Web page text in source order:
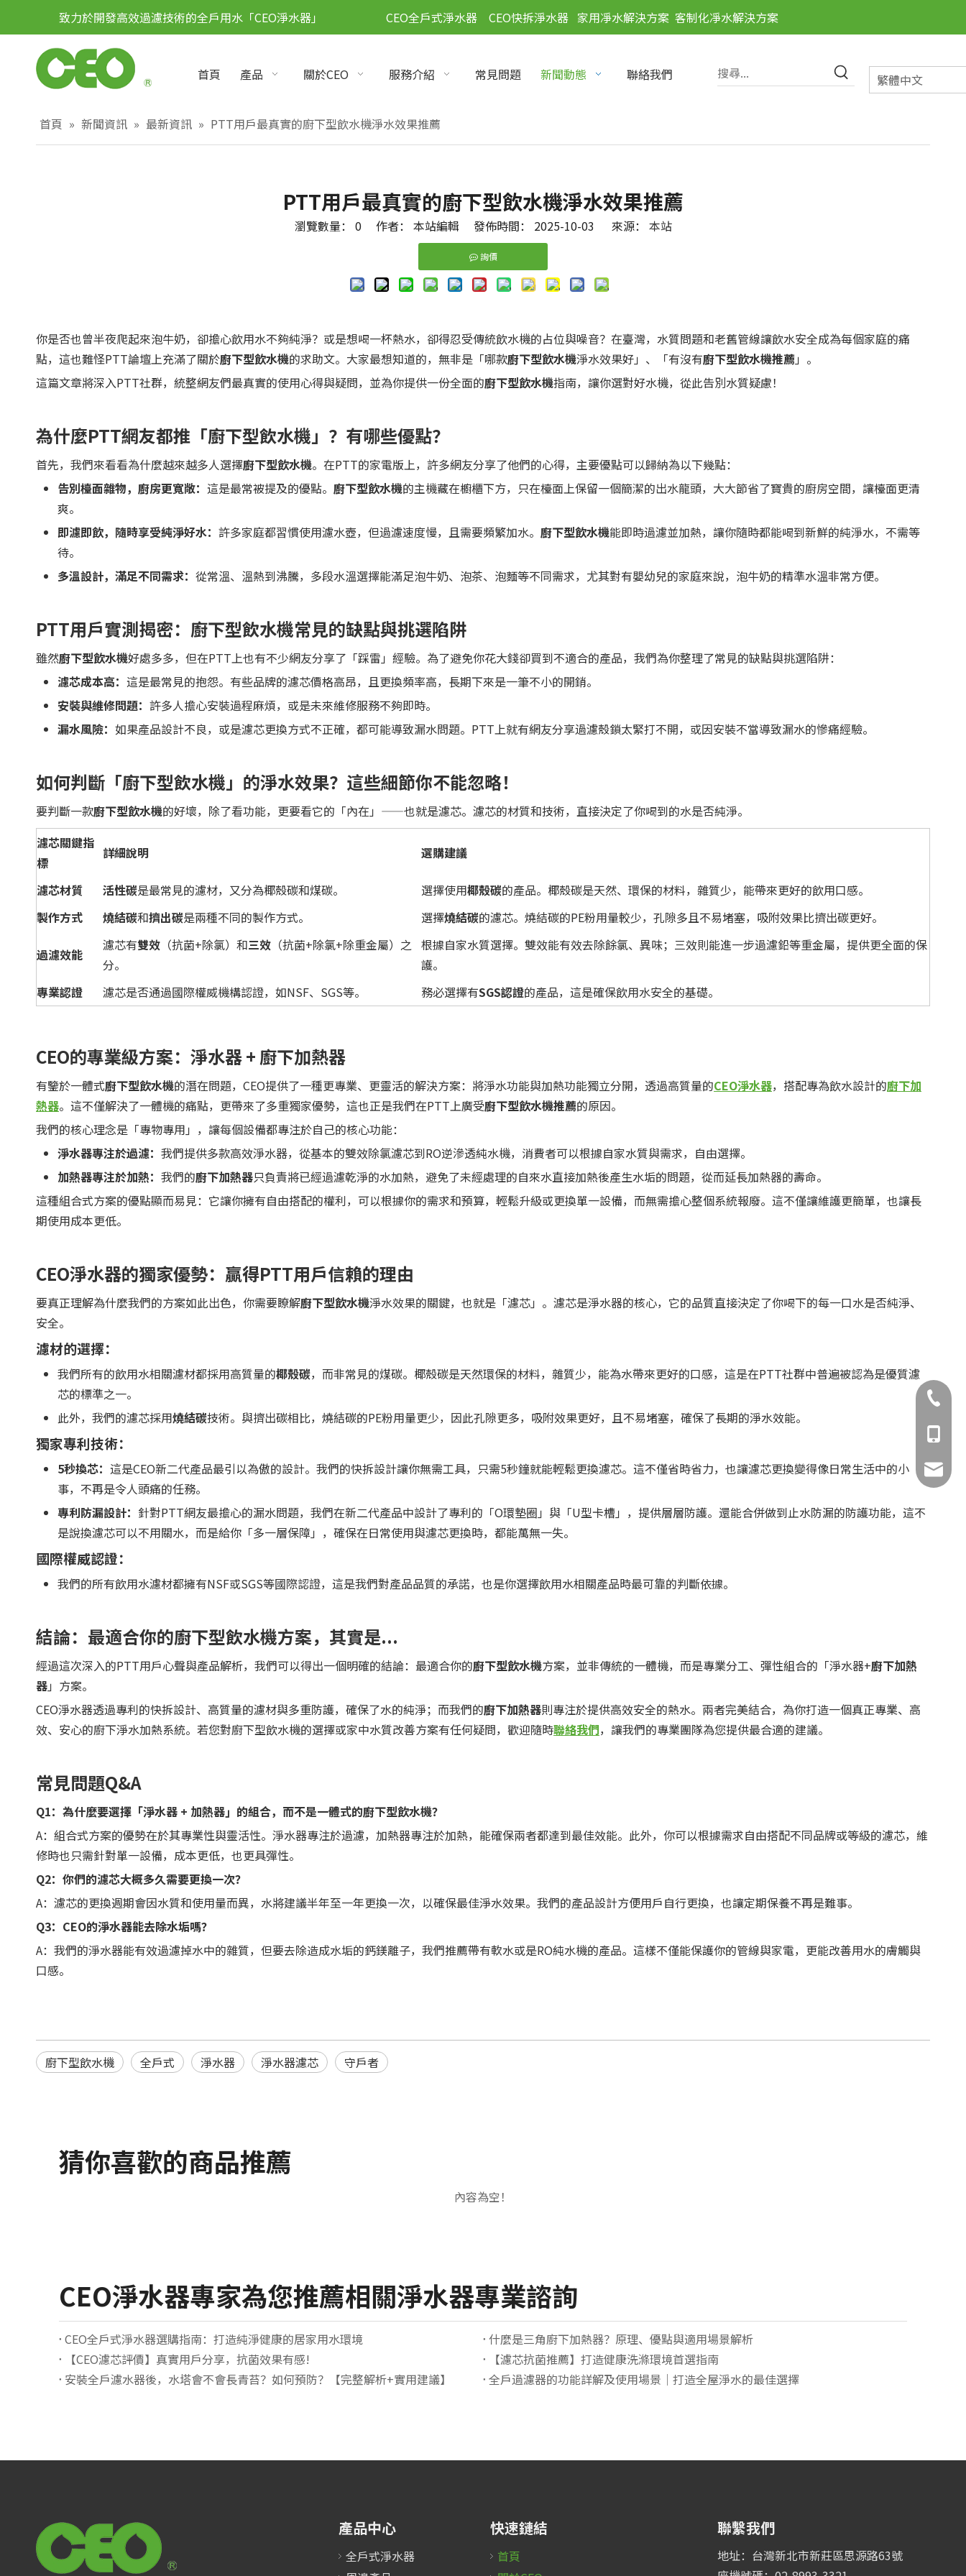
致力於開發高效過濾技術的全戶用水「CEO淨水器」 CEO全戶式淨水器 CEO快拆淨水器 家用凈水解決方案 客制化凈水解決方案
首頁 產品 關於CEO 服務介紹 常見問題 新聞動態 聯絡我們 繁體中文
首頁 » 新聞資訊 » 最新資訊 » PTT用戶最真實的廚下型飲水機淨水效果推薦
PTT用戶最真實的廚下型飲水機淨水效果推薦
瀏覽數量： 0作者： 本站編輯 發佈時間： 2025-10-03 來源： 本站
詢價
你是否也曾半夜爬起來泡牛奶，卻擔心飲用水不夠純淨？或是想喝一杯熱水，卻得忍受傳統飲水機的占位與噪音？在臺灣，水質問題和老舊管線讓飲水安全成為每個家庭的痛
點，這也難怪PTT論壇上充滿了關於廚下型飲水機的求助文。大家最想知道的，無非是「哪款廚下型飲水機淨水效果好」、「有沒有廚下型飲水機推薦」。
這篇文章將深入PTT社群，統整網友們最真實的使用心得與疑問，並為你提供一份全面的廚下型飲水機指南，讓你選對好水機，從此告別水質疑慮！
為什麼PTT網友都推「廚下型飲水機」？有哪些優點？
首先，我們來看看為什麼越來越多人選擇廚下型飲水機。在PTT的家電版上，許多網友分享了他們的心得，主要優點可以歸納為以下幾點：
告別檯面雜物，廚房更寬敞： 這是最常被提及的優點。 廚下型飲水機的主機藏在櫥櫃下方，只在檯面上保留一個簡潔的出水龍頭，大大節省了寶貴的廚房空間，讓檯面更清
爽。
即濾即飲，隨時享受純淨好水： 許多家庭都習慣使用濾水壺，但過濾速度慢，且需要頻繁加水。 廚下型飲水機能即時過濾並加熱，讓你隨時都能喝到新鮮的純淨水，不需等
待。
多溫設計，滿足不同需求： 從常溫、溫熱到沸騰，多段水溫選擇能滿足泡牛奶、泡茶、泡麵等不同需求，尤其對有嬰幼兒的家庭來說，泡牛奶的精準水溫非常方便。
PTT用戶實測揭密：廚下型飲水機常見的缺點與挑選陷阱
雖然廚下型飲水機好處多多，但在PTT上也有不少網友分享了「踩雷」經驗。為了避免你花大錢卻買到不適合的產品，我們為你整理了常見的缺點與挑選陷阱：
濾芯成本高： 這是最常見的抱怨。有些品牌的濾芯價格高昂，且更換頻率高，長期下來是一筆不小的開銷。
安裝與維修問題： 許多人擔心安裝過程麻煩，或是未來維修服務不夠即時。
漏水風險： 如果產品設計不良，或是濾芯更換方式不正確，都可能導致漏水問題。PTT上就有網友分享過濾殼鎖太緊打不開，或因安裝不當導致漏水的慘痛經驗。
如何判斷「廚下型飲水機」的淨水效果？這些細節你不能忽略！
要判斷一款廚下型飲水機的好壞，除了看功能，更要看它的「內在」——也就是濾芯。濾芯的材質和技術，直接決定了你喝到的水是否純淨。
濾芯關鍵指
標
詳細說明 選購建議
濾芯材質 活性碳是最常見的濾材，又分為椰殼碳和煤碳。 選擇使用椰殼碳的產品。椰殼碳是天然、環保的材料，雜質少，能帶來更好的飲用口感。
製作方式
燒結碳和擠出碳是兩種不同的製作方式。 選擇燒結碳的濾芯。燒結碳的PE粉用量較少，孔隙多且不易堵塞，吸附效果比擠出碳更好。
過濾效能
濾芯有雙效 （抗菌+除氯）和三效 （抗菌+除氯+除重金屬）之
分。
根據自家水質選擇。雙效能有效去除餘氯、異味；三效則能進一步過濾鉛等重金屬，提供更全面的保
護。
專業認證
濾芯是否通過國際權威機構認證，如NSF、SGS等。 務必選擇有SGS認證的產品，這是確保飲用水安全的基礎。
CEO的專業級方案：淨水器 + 廚下加熱器
有鑒於一體式廚下型飲水機的潛在問題，CEO提供了一種更專業、更靈活的解決方案：將淨水功能與加熱功能獨立分開，透過高質量的CEO淨水器，搭配專為飲水設計的廚下加
熱器。這不僅解決了一體機的痛點，更帶來了多重獨家優勢，這也正是我們在PTT上廣受廚下型飲水機推薦的原因。
我們的核心理念是「專物專用」，讓每個設備都專注於自己的核心功能：
淨水器專注於過濾： 我們提供多款高效淨水器，從基本的雙效除氯濾芯到RO逆滲透純水機，消費者可以根據自家水質與需求，自由選擇。
加熱器專注於加熱： 我們的廚下加熱器只負責將已經過濾乾淨的水加熱，避免了未經處理的自來水直接加熱後產生水垢的問題，從而延長加熱器的壽命。
這種組合式方案的優點顯而易見：它讓你擁有自由搭配的權利，可以根據你的需求和預算，輕鬆升級或更換單一設備，而無需擔心整個系統報廢。這不僅讓維護更簡單，也讓長
期使用成本更低。
CEO淨水器的獨家優勢：贏得PTT用戶信賴的理由
要真正理解為什麼我們的方案如此出色，你需要瞭解廚下型飲水機淨水效果的關鍵，也就是「濾芯」。濾芯是淨水器的核心，它的品質直接決定了你喝下的每一口水是否純淨、
安全。
濾材的選擇：
我們所有的飲用水相關濾材都採用高質量的椰殼碳，而非常見的煤碳。椰殼碳是天然環保的材料，雜質少，能為水帶來更好的口感，這是在PTT社群中普遍被認為是優質濾
芯的標準之一。
此外，我們的濾芯採用燒結碳技術。與擠出碳相比，燒結碳的PE粉用量更少，因此孔隙更多，吸附效果更好，且不易堵塞，確保了長期的淨水效能。
獨家專利技術：
5秒換芯： 這是CEO新二代產品最引以為傲的設計。我們的快拆設計讓你無需工具，只需5秒鐘就能輕鬆更換濾芯。這不僅省時省力，也讓濾芯更換變得像日常生活中的小
事，不再是令人頭痛的任務。
專利防漏設計： 針對PTT網友最擔心的漏水問題，我們在新二代產品中設計了專利的「O環墊圈」與「U型卡槽」，提供層層防護。還能合併做到止水防漏的防護功能，這不
是說換濾芯可以不用關水，而是給你「多一層保障」，確保在日常使用與濾芯更換時，都能萬無一失。
國際權威認證：
我們的所有飲用水濾材都擁有NSF或SGS等國際認證，這是我們對產品品質的承諾，也是你選擇飲用水相關產品時最可靠的判斷依據。
結論：最適合你的廚下型飲水機方案，其實是...
經過這次深入的PTT用戶心聲與產品解析，我們可以得出一個明確的結論：最適合你的廚下型飲水機方案，並非傳統的一體機，而是專業分工、彈性組合的「淨水器+廚下加熱
器」方案。
CEO淨水器透過專利的快拆設計、高質量的濾材與多重防護，確保了水的純淨；而我們的廚下加熱器則專注於提供高效安全的熱水。兩者完美結合，為你打造一個真正專業、高
效、安心的廚下淨水加熱系統。若您對廚下型飲水機的選擇或家中水質改善方案有任何疑問，歡迎隨時聯絡我們，讓我們的專業團隊為您提供最合適的建議。
常見問題Q&A
Q1：為什麼要選擇「淨水器 + 加熱器」的組合，而不是一體式的廚下型飲水機？
A：組合式方案的優勢在於其專業性與靈活性。淨水器專注於過濾，加熱器專注於加熱，能確保兩者都達到最佳效能。此外，你可以根據需求自由搭配不同品牌或等級的濾芯，維
修時也只需針對單一設備，成本更低，也更具彈性。
Q2：你們的濾芯大概多久需要更換一次？
A：濾芯的更換週期會因水質和使用量而異，水將建議半年至一年更換一次，以確保最佳淨水效果。我們的產品設計方便用戶自行更換，也讓定期保養不再是難事。
Q3：CEO的淨水器能去除水垢嗎？
A：我們的淨水器能有效過濾掉水中的雜質，但要去除造成水垢的鈣鎂離子，我們推薦帶有軟水或是RO純水機的產品。這樣不僅能保護你的管線與家電，更能改善用水的膚觸與
口感。
廚下型飲水機 全戶式 淨水器 淨水器濾芯 守戶者
猜你喜歡的商品推薦
內容為空！
CEO淨水器專家為您推薦相關淨水器專業諮詢
CEO全戶式淨水器選購指南：打造純淨健康的居家用水環境
什麼是三角廚下加熱器？原理、優點與適用場景解析
【CEO濾芯評價】真實用戶分享，抗菌效果有感!
【濾芯抗菌推薦】打造健康洗滌環境首選指南
安裝全戶濾水器後，水塔會不會長青苔？如何預防？【完整解析+實用建議】
全戶過濾器的功能詳解及使用場景｜打造全屋淨水的最佳選擇
02-
產品中心
全戶式淨水器
快速鏈結
首頁
聯繫我們
地址：台灣新北市新莊區思源路63號